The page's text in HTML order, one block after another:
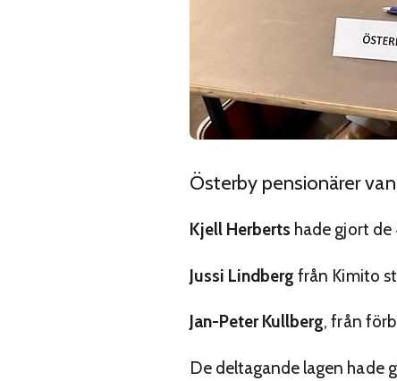
Österby pensionärer
Kjell Herberts hade gjort
Jussi Lindbergfrån Kimito
Jan-Peter Kullberg, från
De deltagande lagen hade